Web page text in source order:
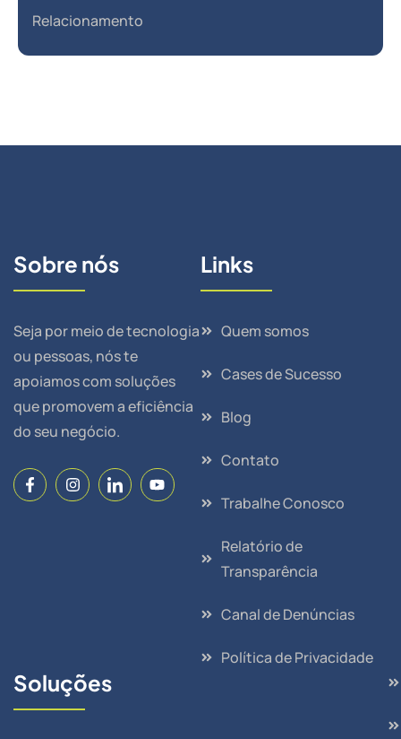
Relacionamento
Sobre nós
Seja por meio de tecnologia
ou pessoas, nós te
apoiamos com soluções
que promovem a eficiência
do seu negócio.
Links
Quem somos
Cases de Sucesso
Blog
Contato
Trabalhe Conosco
Relatório de
Transparência
Canal de Denúncias
Política de Privacidade
Soluções